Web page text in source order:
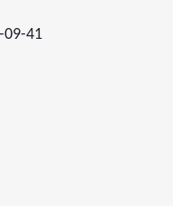
09-41